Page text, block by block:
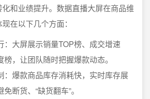
和业绩提升。数据直播大屏在商品维
在以下几个方面：
：大屏展示销量TOP榜、成交增速
榜，让团队随时把握爆款动态。
：爆款商品库存消耗快，实时库存展
断货、“缺货翻车”。